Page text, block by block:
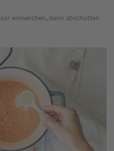
einweichen, dann abschütten